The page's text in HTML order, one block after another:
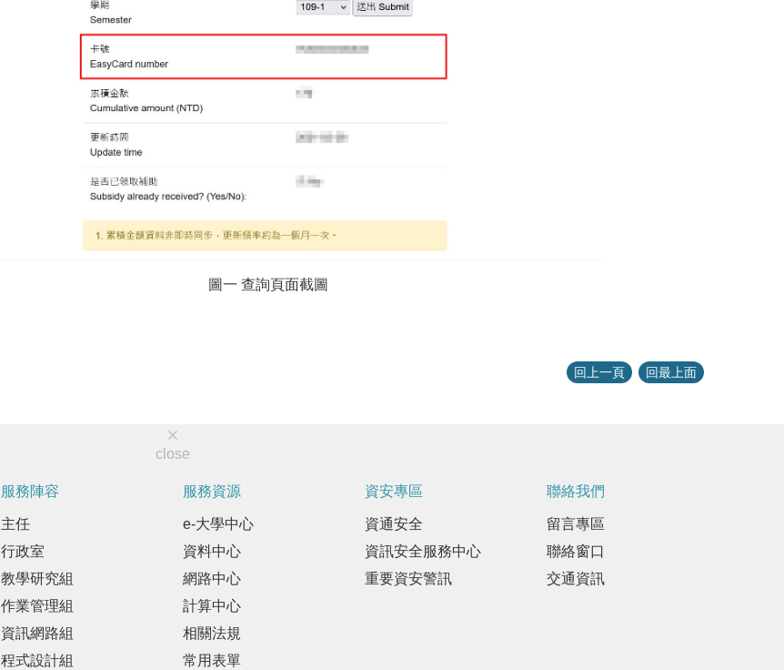
圖一 查詢頁面截圖
回上一頁 回最上面
close
服務陣容
主任
行政室
教學研究組
作業管理組
資訊網路組
程式設計組
服務資源
e-大學中心
資料中心
網路中心
計算中心
相關法規
常用表單
資安專區
資通安全
資訊安全服務中心
重要資安警訊
聯絡我們
留言專區
聯絡窗口
交通資訊